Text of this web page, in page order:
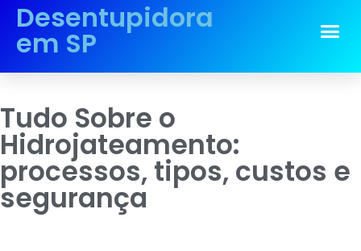
Desentupidora
em SP
Tudo Sobre o
Hidrojateamento:
processos, tipos, custos e
segurança